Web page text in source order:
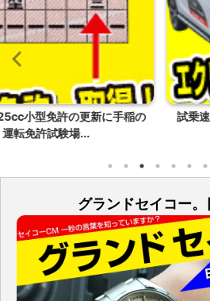
に手稲の
試乗速報│エクリプスク
ル試乗。ガソリ
グランドセイコー。